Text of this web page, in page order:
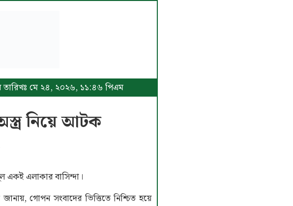
তারিখঃ মে ২৪, ২০২৬, ১১:৪৬ পিএম
নিয়ে আটক
এলাকার বাসিন্দা।
গোপন সংবাদের ভিত্তিতে নিশ্চিত হয়ে